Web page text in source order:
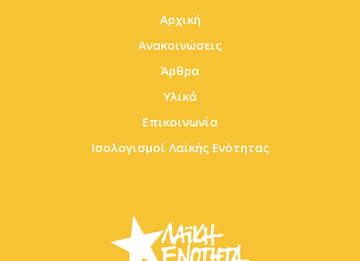
Αρχική
Ανακοινώσεις
Άρθρα
Υλικά
Επικοινωνία
Ισολογισμοί Λαϊκής Ενότητας